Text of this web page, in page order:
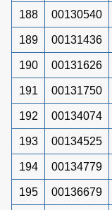
188 00130540
189 00131436
190 00131626
191 00131750
192 00134074
193 00134525
194 00134779
195 00136679